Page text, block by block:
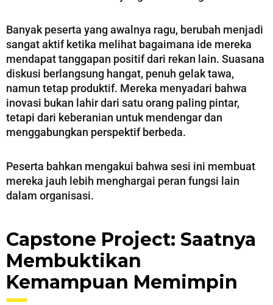
Banyak peserta yang awalnya ragu, berubah menjadi
sangat aktif ketika melihat bagaimana ide mereka
mendapat tanggapan positif dari rekan lain. Suasana
diskusi berlangsung hangat, penuh gelak tawa,
namun tetap produktif. Mereka menyadari bahwa
inovasi bukan lahir dari satu orang paling pintar,
tetapi dari keberanian untuk mendengar dan
menggabungkan perspektif berbeda.
Peserta bahkan mengakui bahwa sesi ini membuat
mereka jauh lebih menghargai peran fungsi lain
dalam organisasi.
Capstone Project: Saatnya
Membuktikan
Kemampuan Memimpin